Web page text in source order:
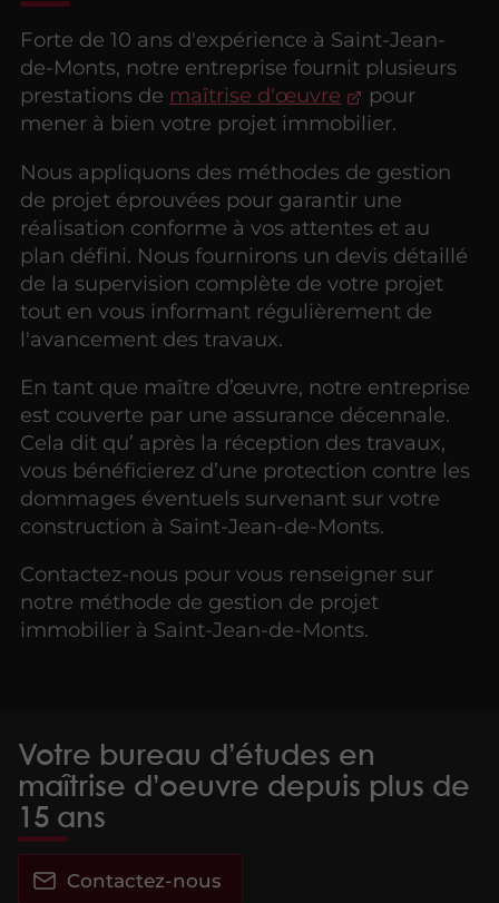
Forte de 10 ans d'expérience à Saint-Jean-
de-Monts, notre entreprise fournit plusieurs
prestations de maîtrise d'œuvre
pour
mener à bien votre projet immobilier.
Nous appliquons des méthodes de gestion
de projet éprouvées pour garantir une
réalisation conforme à vos attentes et au
plan défini. Nous fournirons un devis détaillé
de la supervision complète de votre projet
tout en vous informant régulièrement de
l'avancement des travaux.
En tant que maître d’œuvre, notre entreprise
est couverte par une assurance décennale.
Cela dit qu’ après la réception des travaux,
vous bénéficierez d’une protection contre les
dommages éventuels survenant sur votre
construction à Saint-Jean-de-Monts.
Contactez-nous pour vous renseigner sur
notre méthode de gestion de projet
immobilier à Saint-Jean-de-Monts.
Votre bureau d’études en
maîtrise d’oeuvre depuis plus de
15 ans
Contactez-nous